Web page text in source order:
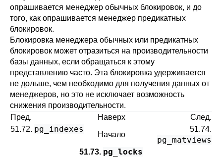
опрашивается менеджер обычных блокировок, и до
того, как опрашивается менеджер предикатных
блокировок.
Блокировка менеджера обычных или предикатных
блокировок может отразиться на производительности
базы данных, если обращаться к этому
представлению часто. Эта блокировка удерживается
не дольше, чем необходимо для получения данных от
менеджеров, но это не исключает возможность
снижения производительности.
Пред.
Наверх
След.
51.72. pg_indexes
Начало
51.74.
pg_matviews
51.73. pg_locks